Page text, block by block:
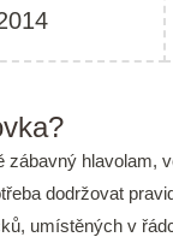
zábavný hlavolam,
dodržovat
umístěných v